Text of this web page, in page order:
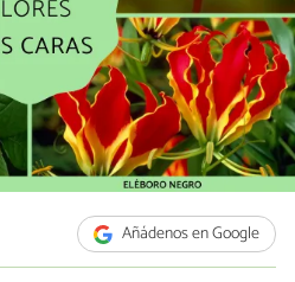
Añádenos en Google